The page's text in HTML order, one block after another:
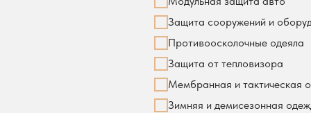
Защита сооружений и
Противоосколочные одеяла
Защита от тепловизора
Мембранная и тактическая
Зимняя и демисезонная